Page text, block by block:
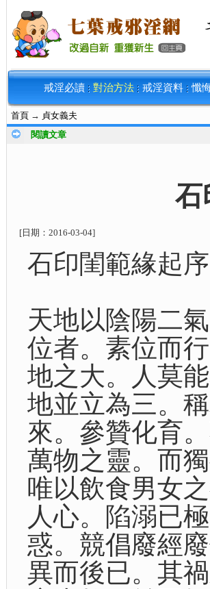
戒淫必讀 對治方法 戒淫資料 懺
首頁 → 貞女義夫
閱讀文章
石
[日期： 2016-03-04]
石印閨範緣起
天地以陰陽二
位者。素位而
地之大。人莫
地並立為三。
來。參贊化育
萬物之靈。而
唯以飲食男女
人心。陷溺已
惑。競倡廢經
異而後已。其